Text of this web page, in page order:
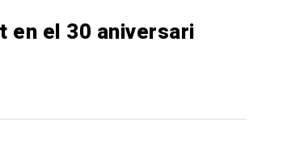
en el 30 aniversari